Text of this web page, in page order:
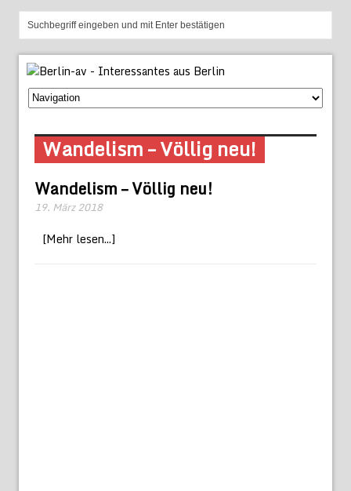
Wandelism – Völlig neu!
Wandelism – Völlig neu!
19. März 2018
[Mehr lesen...]